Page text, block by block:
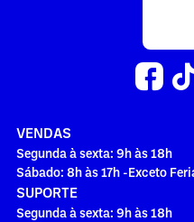
VENDAS
Segunda à sexta: 9h às 18h
Sábado: 8h às 17h -Exceto
SUPORTE
Segunda à sexta: 9h às 18h